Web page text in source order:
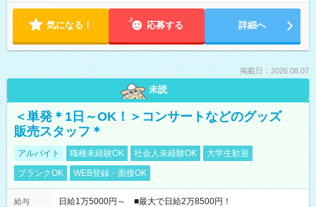
気になる！ 応募する 詳細へ
掲載日：2026.08.07
未読
＜単発＊1日～OK！＞コンサートなどのグッズ
販売スタッフ＊
アルバイト 職種未経験OK 社会人未経験OK
大学生歓迎
ブランクOK
WEB登録・面接OK
給与
日給1万5000円～ ■最大で日給2万8500円！